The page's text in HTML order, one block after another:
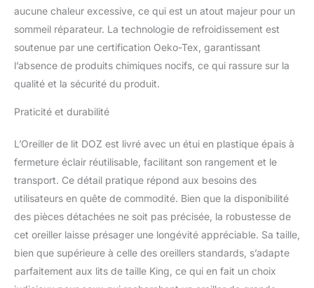
parfaitement combinés.
Super cool : la coque
extérieure dispose de
notre tissu rafraîchissant
une sensation de
toute la nuit. De plus, il
est certifié Oeko-Tex, ce
qui signifie qu'il est
exempt de produits
colorants - sans danger
pour vous et
respectueux de la
planète. SO Safe : notre
aucune chaleur excessive, ce qui est un atout majeur pour un
sommeil réparateur. La technologie de refroidissement est
soutenue par une certification Oeko-Tex, garantissant
l’absence de produits chimiques nocifs, ce qui rassure sur la
qualité et la sécurité du produit.
Praticité et durabilité
L’Oreiller de lit DOZ est livré avec un étui en plastique épais à
fermeture éclair réutilisable, facilitant son rangement et le
transport. Ce détail pratique répond aux besoins des
utilisateurs en quête de commodité. Bien que la disponibilité
des pièces détachées ne soit pas précisée, la robustesse de
cet oreiller laisse présager une longévité appréciable. Sa taille,
bien que supérieure à celle des oreillers standards, s’adapte
parfaitement aux lits de taille King, ce qui en fait un choix